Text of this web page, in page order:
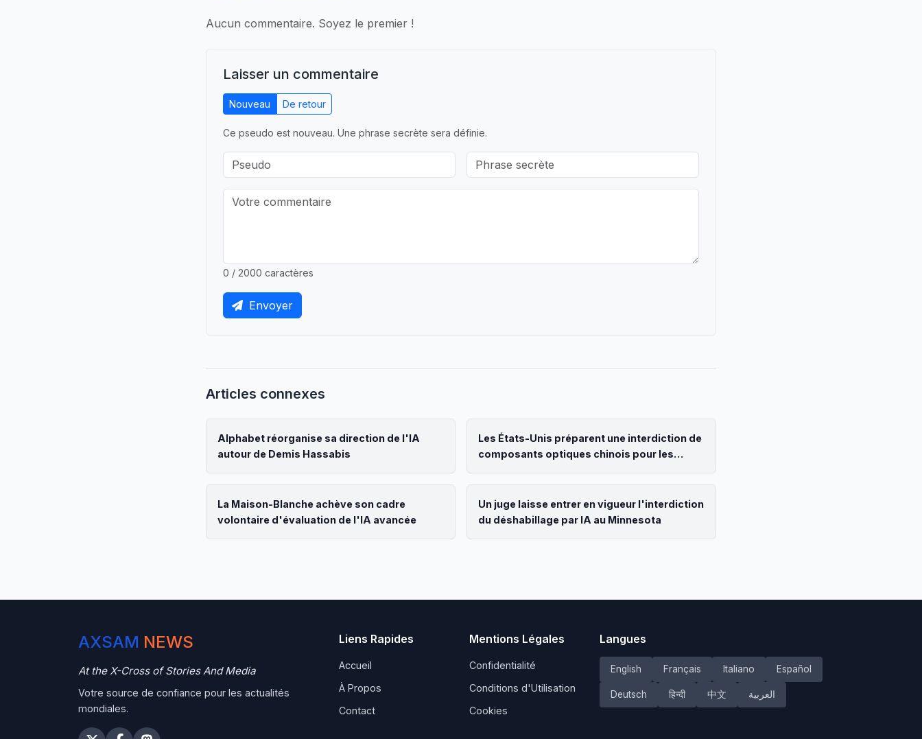
Aucun commentaire. Soyez le premier !
Laisser un commentaire
Nouveau De retour
Ce pseudo est nouveau. Une phrase secrète sera définie.
0 / 2000 caractères
Envoyer
Articles connexes
Alphabet réorganise sa direction de l'IA
autour de Demis Hassabis
Les États-Unis préparent une interdiction de
composants optiques chinois pour les
La Maison-Blanche achève son cadre
volontaire d'évaluation de l'IA avancée
Un juge laisse entrer en vigueur l'interdiction
du déshabillage par IA au Minnesota
AXSAM NEWS
At the X-Cross of Stories And Media
Votre source de confiance pour les actualités
mondiales.
Liens Rapides
Accueil
À Propos
Contact
Mentions Légales
Confidentialité
Conditions d'Utilisation
Cookies
Langues
English Français Italiano Español
Deutsch हिन्दी 中文 العربية